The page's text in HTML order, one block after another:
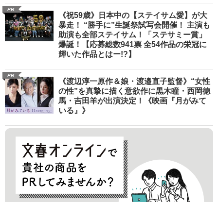
PR
《祝59歳》日本中の【ステイサム愛】が大
暴走！ “勝手に”生誕祭試写会開催！ 主演も
助演も全部ステイサム！「ステサミー賞」
爆誕！【応募総数941票 全54作品の栄冠に
輝いた作品とはー!?】
PR
《渡辺淳一原作＆娘・渡邉直子監督》“女性
の性”を真摯に描く意欲作に黒木瞳・西岡德
馬・吉田羊が出演決定！《映画『月がみて
いる』》